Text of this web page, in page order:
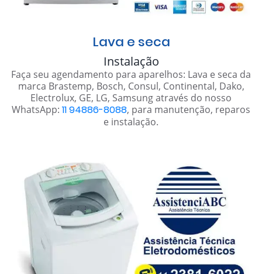
Lava e seca
Instalação
Faça seu agendamento para aparelhos: Lava e seca da
marca Brastemp, Bosch, Consul, Continental, Dako,
Electrolux, GE, LG, Samsung através do nosso
WhatsApp: 11 94886-8088, para manutenção, reparos
e instalação.